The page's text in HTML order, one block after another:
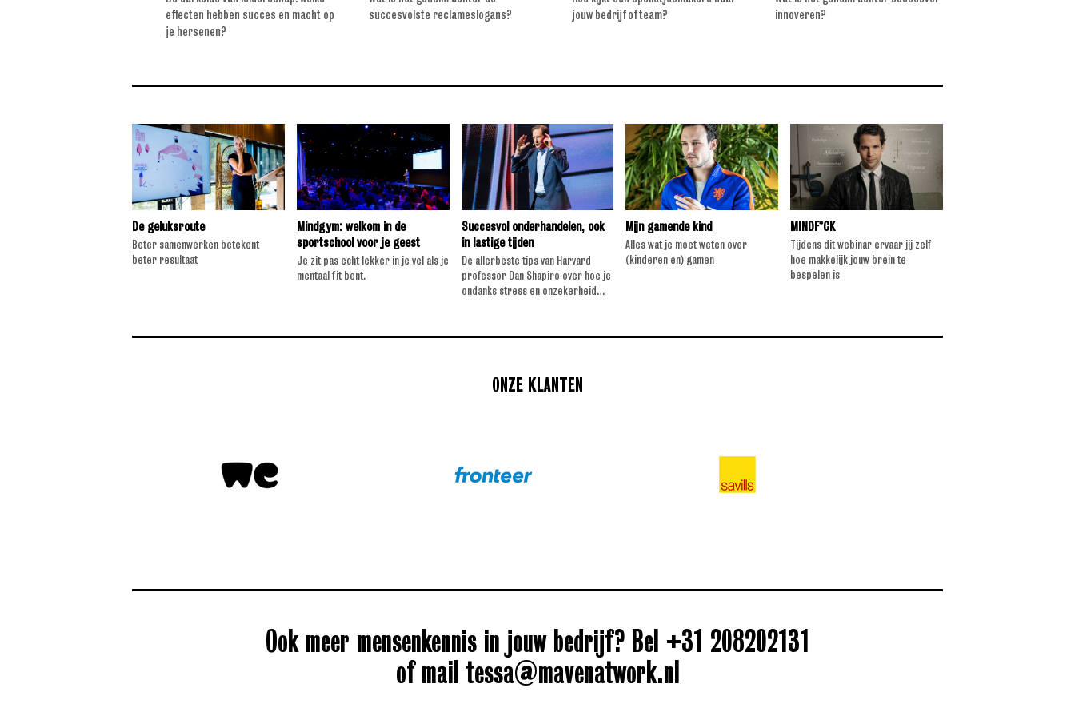
effecten hebben succes en macht op
je hersenen?
succesvolste reclameslogans?
jouw bedrijf of team?
innoveren?
De geluksroute
Beter samenwerken betekent
beter resultaat
Mindgym: welkom in de
sportschool voor je geest
Je zit pas echt lekker in je vel als je
mentaal fit bent.
Succesvol onderhandelen, ook
in lastige tijden
De allerbeste tips van Harvard
professor Dan Shapiro over hoe je
ondanks stress en onzekerheid
Mijn gamende kind
Alles wat je moet weten over
(kinderen en) gamen
MINDF*CK
Tijdens dit webinar ervaar jij zelf
hoe makkelijk jouw brein te
bespelen is
ONZE KLANTEN
Ook meer mensenkennis in jouw bedrijf? Bel +31 208202131
of mail tessa@mavenatwork.nl